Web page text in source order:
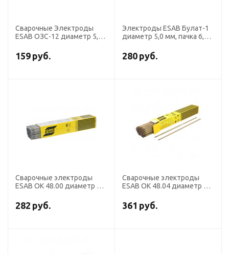
Сварочные Электроды
ESAB ОЗС-12 диаметр 5,0
159 руб.
Электроды ESAB Булат-1
диаметр 5,0 мм, пачка 6,0
280 руб.
Сварочные электроды
ESAB OK 48.00 диаметр 5,0
282 руб.
Сварочные электроды
ESAB OK 48.04 диаметр 5,0
361 руб.